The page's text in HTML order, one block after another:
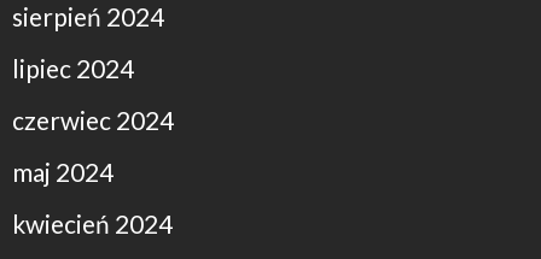
sierpień 2024
lipiec 2024
czerwiec 2024
maj 2024
kwiecień 2024